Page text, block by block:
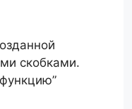
скобками.